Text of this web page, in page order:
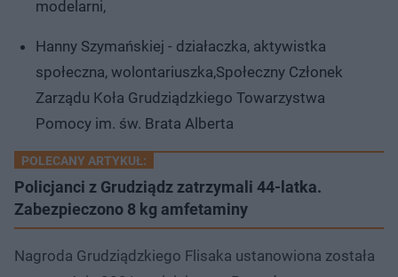
modelarni,
Hanny Szymańskiej - działaczka, aktywistka
społeczna, wolontariuszka,Społeczny Członek
Zarządu Koła Grudziądzkiego Towarzystwa
Pomocy im. św. Brata Alberta
POLECANY ARTYKUŁ:
Policjanci z Grudziądz zatrzymali 44-latka.
Zabezpieczono 8 kg amfetaminy
Nagroda Grudziądzkiego Flisaka ustanowiona została